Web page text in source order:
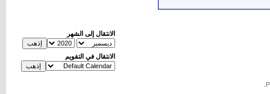
الانتقال إلى الشهر
الانتقال في التقويم